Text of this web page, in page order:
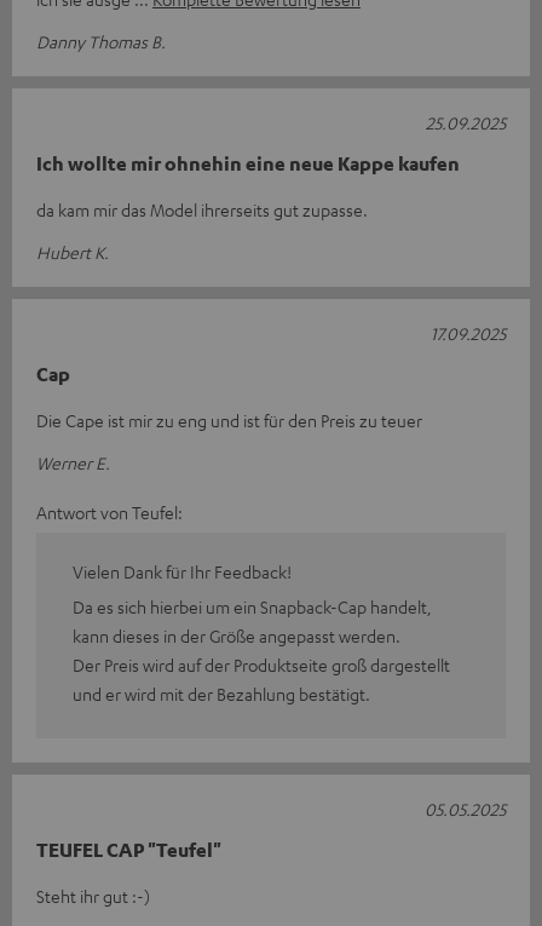
Danny Thomas B.
Ich wollte mir ohnehin eine neue Kappe kaufen
da kam mir das Model ihrerseits gut zupasse.
Hubert K.
25.09.2025
Cap
Die Cape ist mir zu eng und ist für den Preis zu teuer
Werner E.
17.09.2025
Antwort von Teufel:
Vielen Dank für Ihr Feedback!
Da es sich hierbei um ein Snapback-Cap handelt,
kann dieses in der Größe angepasst werden.
Der Preis wird auf der Produktseite groß dargestellt
und er wird mit der Bezahlung bestätigt.
TEUFEL CAP "Teufel"
Steht ihr gut :-)
05.05.2025